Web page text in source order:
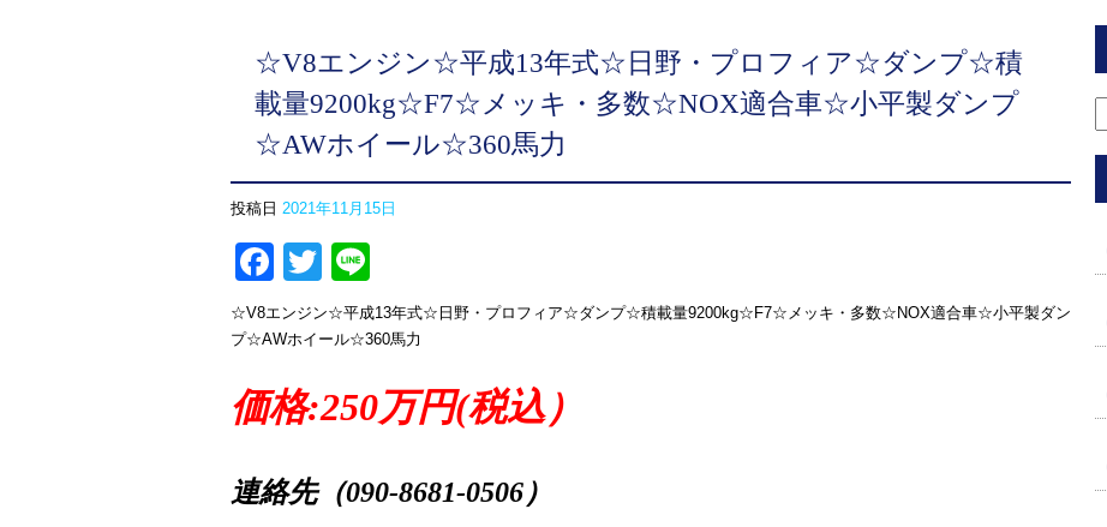
☆V8エンジン☆平成13年式☆日野・プロフィア☆ダンプ☆積
載量9200kg☆F7☆メッキ・多数☆NOX適合車☆小平製ダンプ
☆AWホイール☆360馬力
投稿日 2021年11月15日
Facebook
Twitter
☆V8エンジン☆平成13年式☆日野・プロフィア☆ダンプ☆積載量9200kg☆F7☆メッキ・多数☆NOX適合車☆小平製ダン
プ☆AWホイール☆360馬力
価格:250万円(税込）
連絡先（090-8681-0506）